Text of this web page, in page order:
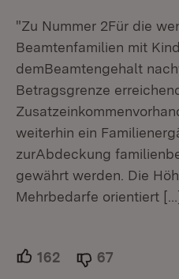
"Zu Nummer 2Für die
Beamtenfamilien mit
demBeamtengehalt
Betragsgrenze
weiterhin ein
zurAbdeckung
gewährt werden. Die
Mehrbedarfe orientiert […]
162 Unterstützer.
67